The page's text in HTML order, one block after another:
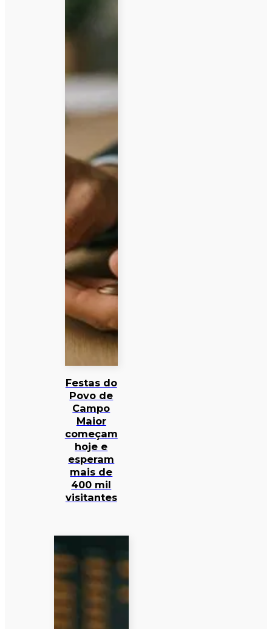
Festas do
Povo de
Campo
Maior
começam
hoje e
esperam
mais de
400 mil
visitantes